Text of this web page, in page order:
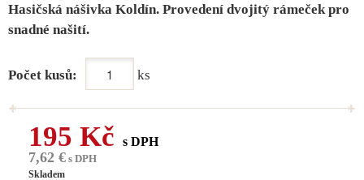
Hasičská nášivka Koldín. Provedení dvojitý rámeček pro
snadné našití.
Počet kusů: ks
195 Kč s DPH
7,62 € s DPH
Skladem